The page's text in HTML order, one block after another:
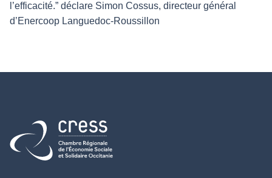
l’efficacité.” déclare Simon Cossus, directeur général
d’Enercoop Languedoc-Roussillon
Retour à l'accueil